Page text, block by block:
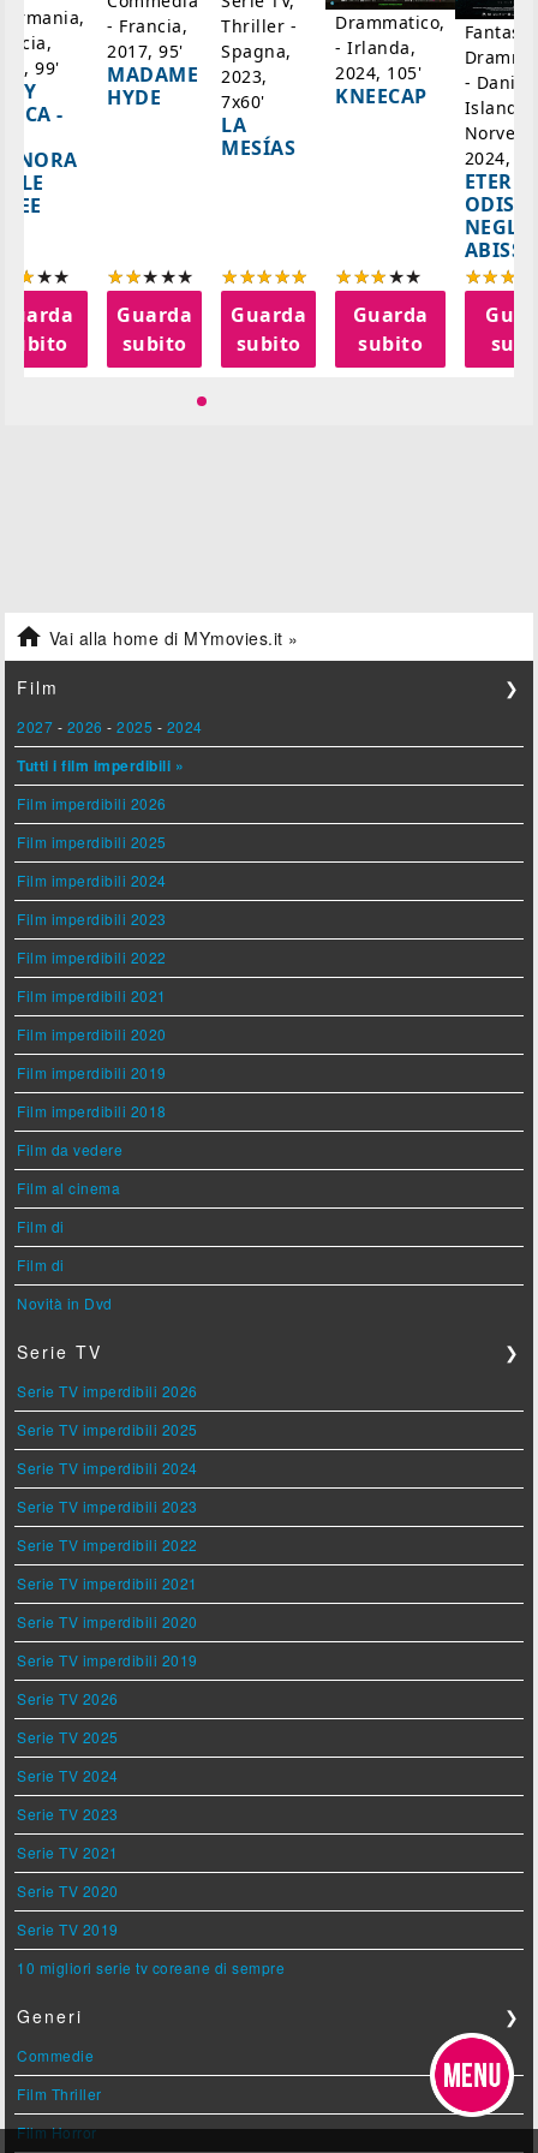
99'
-
subito
- Francia,
2017, 95'
MADAME
HYDE
Guarda
subito
Thriller -
Spagna,
2023,
7x60'
LA
MESÍAS
Guarda
subito
Drammatico,
- Irlanda,
2024, 105'
KNEECAP
Guarda
subito
-
Islanda,
2024,
NEGLI
ABISSI
 Vai alla home di MYmovies.it »
Film ❯
2027 - 2026 -2025 - 2024
Tutti i film imperdibili »
Film imperdibili 2026
Film imperdibili 2025
Film imperdibili 2024
Film imperdibili 2023
Film imperdibili 2022
Film imperdibili 2021
Film imperdibili 2020
Film imperdibili 2019
Film imperdibili 2018
Film da vedere
Film al cinema
Film di
Film di
Novità in Dvd
Serie TV ❯
Serie TV imperdibili 2026
Serie TV imperdibili 2025
Serie TV imperdibili 2024
Serie TV imperdibili 2023
Serie TV imperdibili 2022
Serie TV imperdibili 2021
Serie TV imperdibili 2020
Serie TV imperdibili 2019
Serie TV 2026
Serie TV 2025
Serie TV 2024
Serie TV 2023
Serie TV 2021
Serie TV 2020
Serie TV 2019
10 migliori serie tv coreane di sempre
Generi ❯
Commedie
Film Thriller
Film Horror